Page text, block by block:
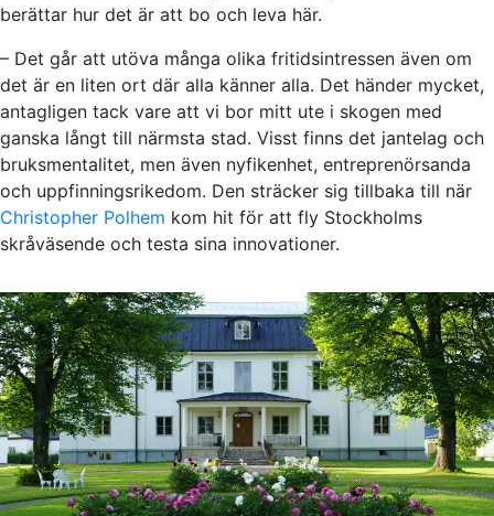
berättar hur det är att bo och leva här.
– Det går att utöva många olika fritidsintressen även om
det är en liten ort där alla känner alla. Det händer mycket,
antagligen tack vare att vi bor mitt ute i skogen med
ganska långt till närmsta stad. Visst finns det jantelag och
bruksmentalitet, men även nyfikenhet, entreprenörsanda
och uppfinningsrikedom. Den sträcker sig tillbaka till när
Christopher Polhem kom hit för att fly Stockholms
skråväsende och testa sina innovationer.